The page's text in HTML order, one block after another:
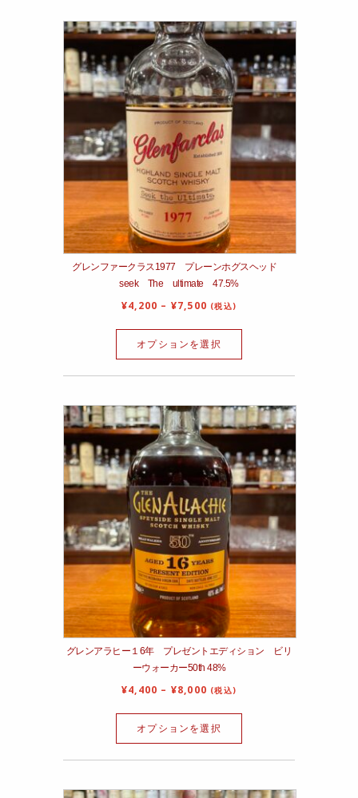
グレンファークラス1977 プレーンホグスヘッド
seek The ultimate 47.5%
¥4,200 – ¥7,500 (税込)
オプションを選択
グレンアラヒー１6年 プレゼントエディション ビリ
ーウォーカー50th 48%
¥4,400 – ¥8,000 (税込)
オプションを選択